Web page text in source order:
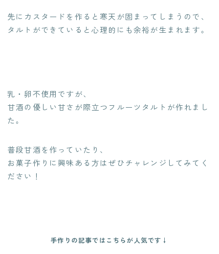
先にカスタードを作ると寒天が固まってしまうので、
タルトができていると心理的にも余裕が生まれます。
乳・卵不使用ですが、
甘酒の優しい甘さが際立つフルーツタルトが作れまし
た。
普段甘酒を作っていたり、
お菓子作りに興味ある方はぜひチャレンジしてみてく
ださい！
手作りの記事ではこちらが人気です↓